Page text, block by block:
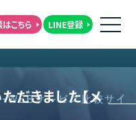
こちら LINE登録
だきました【メ